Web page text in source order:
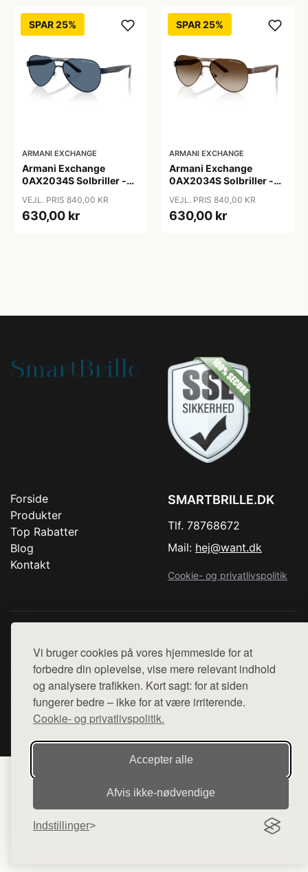
Vi bruger cookies på vores hjemmeside for at
forbedre din oplevelse, vise mere relevant indhold
og analysere trafikken. Kort sagt: for at siden
fungerer bedre – ikke for at være irriterende.
Cookie- og privatlivspolitik.
Accepter alle
Afvis ikke‑nødvendige
Indstillinger
SPAR 25%
ARMANI EXCHANGE
Armani Exchange
0AX2034S Solbriller -
VEJL. PRIS 840,00 KR
630,00 kr
SPAR 25%
ARMANI EXCHANGE
Armani Exchange
0AX2034S Solbriller -
VEJL. PRIS 840,00 KR
630,00 kr
Forside
Produkter
Top Rabatter
Blog
Kontakt
SMARTBRILLE.DK
Tlf. 78768672
Mail: hej@want.dk
Cookie- og privatlivspolitik
hjemmesider med præsentation af forskellige produkter fra
diverse webshops. Der sælges ikke varer fra denne side - vi
henviser til de shops, som sælger varen. Vi har heller ikke
varerne på lager.
© 2026 smartbrille.dk. Alle rettigheder forbeholdes.